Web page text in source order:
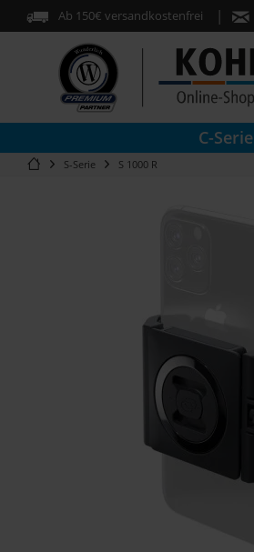
Ab 150€ versandkostenfrei
C-Serie
S-Serie S 1000 R